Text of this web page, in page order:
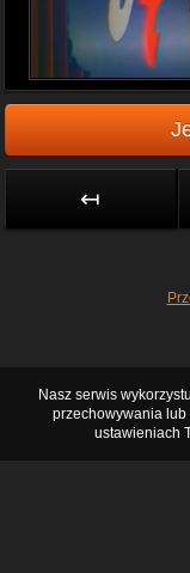
↤
Nasz serwis
przechowywania
ustawieniach